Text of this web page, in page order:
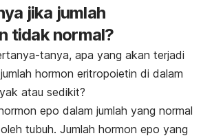
jika jumlah
tidak normal?
tanya, apa yang akan terjadi
hormon eritropoietin di dalam
atau sedikit?
epo dalam jumlah yang normal
tubuh. Jumlah hormon epo yang